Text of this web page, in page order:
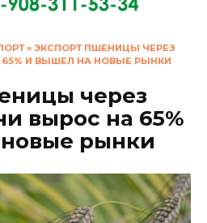
» ЭКСПОРТ ПШЕНИЦЫ ЧЕРЕЗ
И ВЫШЕЛ НА НОВЫЕ РЫНКИ
через
вырос на 65%
рынки